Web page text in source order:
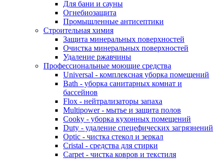
Для бани и сауны
Огнебиозащита
Промышленные антисептики
Строительная химия
Защита минеральных поверхностей
Очистка минеральных поверхностей
Удаление ржавчины
Профессиональные моющие средства
Universal - комплексная уборка помещений
Bath - уборка санитарных комнат и
бассейнов
Flox - нейтрализаторы запаха
Multipower - мытье и защита полов
Cooky - уборка кухонных помещений
Duty - удаление спецефических загрязнений
Optic - чистка стекол и зеркал
Cristal - средства для стирки
Carpet - чистка ковров и текстиля